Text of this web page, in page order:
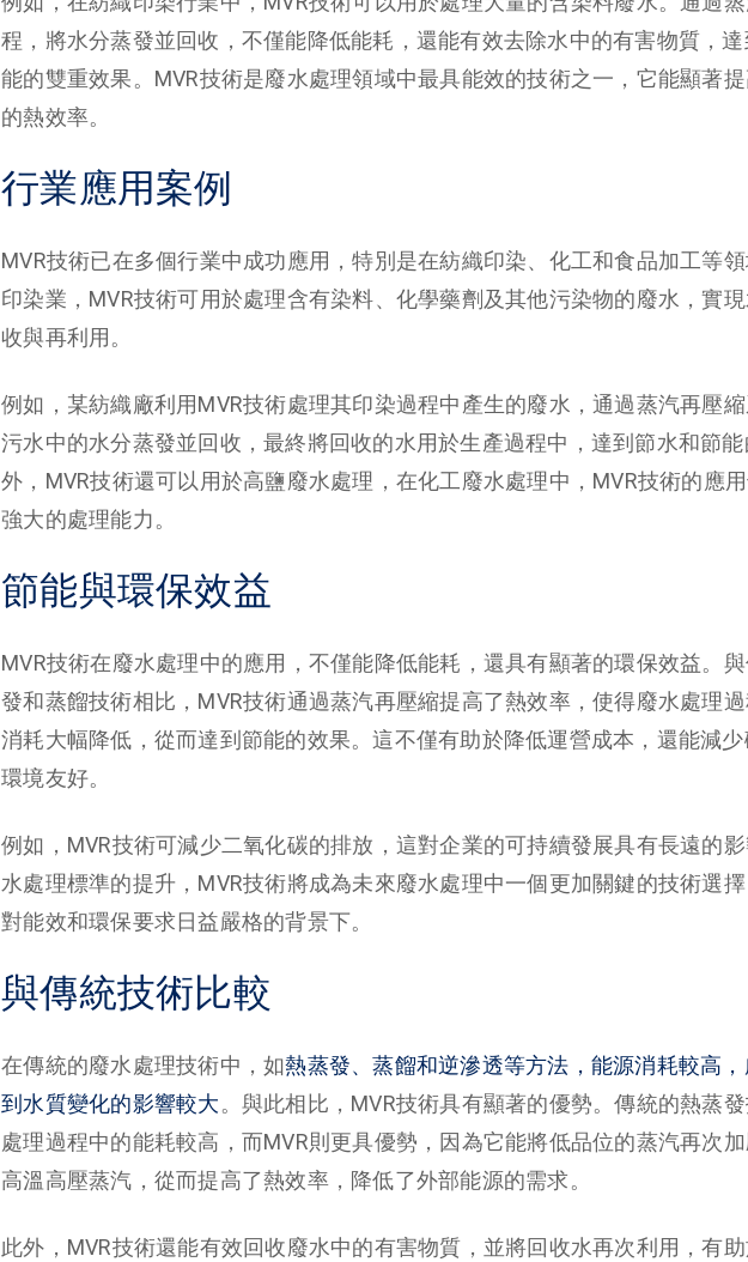
程，將水分蒸發並回收，不僅能降低能耗，還能有效去除水中的有害物質，
能的雙重效果。MVR技術是廢水處理領域中最具能效的技術之一，它能顯著
的熱效率。
行業應用案例
MVR技術已在多個行業中成功應用，特別是在紡織印染、化工和食品加工等
印染業，MVR技術可用於處理含有染料、化學藥劑及其他污染物的廢水，實
收與再利用。
例如，某紡織廠利用MVR技術處理其印染過程中產生的廢水，通過蒸汽再壓
污水中的水分蒸發並回收，最終將回收的水用於生產過程中，達到節水和節
外，MVR技術還可以用於高鹽廢水處理，在化工廢水處理中，MVR技術的應
強大的處理能力。
節能與環保效益
MVR技術在廢水處理中的應用，不僅能降低能耗，還具有顯著的環保效益。
發和蒸餾技術相比，MVR技術通過蒸汽再壓縮提高了熱效率，使得廢水處理
消耗大幅降低，從而達到節能的效果。這不僅有助於降低運營成本，還能減
環境友好。
例如，MVR技術可減少二氧化碳的排放，這對企業的可持續發展具有長遠的
水處理標準的提升，MVR技術將成為未來廢水處理中一個更加關鍵的技術選
對能效和環保要求日益嚴格的背景下。
與傳統技術比較
在傳統的廢水處理技術中，如熱蒸發、蒸餾和逆滲透等方法，能源消耗較高
到水質變化的影響較大。與此相比，MVR技術具有顯著的優勢。傳統的熱蒸
處理過程中的能耗較高，而MVR則更具優勢，因為它能將低品位的蒸汽再次
高溫高壓蒸汽，從而提高了熱效率，降低了外部能源的需求。
此外，MVR技術還能有效回收廢水中的有害物質，並將回收水再次利用，有